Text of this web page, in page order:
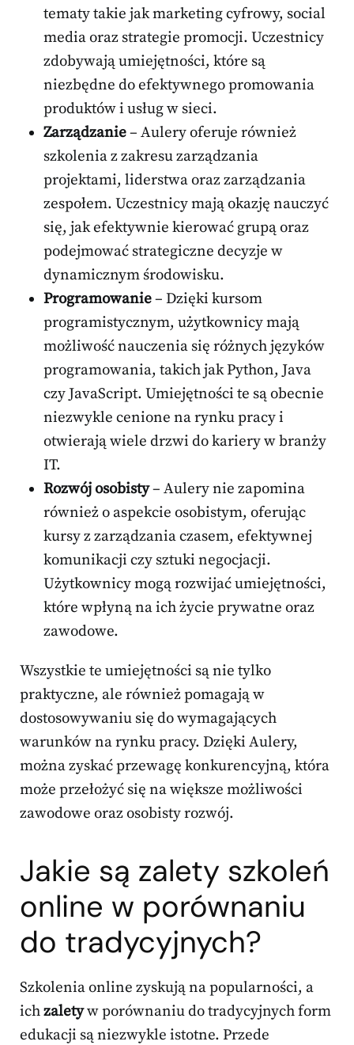
tematy takie jak marketing cyfrowy, social
media oraz strategie promocji. Uczestnicy
zdobywają umiejętności, które są
niezbędne do efektywnego promowania
produktów i usług w sieci.
Zarządzanie– Aulery oferuje również
szkolenia z zakresu zarządzania
projektami, liderstwa oraz zarządzania
zespołem. Uczestnicy mają okazję nauczyć
się, jak efektywnie kierować grupą oraz
podejmować strategiczne decyzje w
dynamicznym środowisku.
Programowanie– Dzięki kursom
programistycznym, użytkownicy mają
możliwość nauczenia się różnych języków
programowania, takich jak Python, Java
czy JavaScript. Umiejętności te są obecnie
niezwykle cenione na rynku pracy i
otwierają wiele drzwi do kariery w branży
IT.
Rozwój osobisty– Aulery nie zapomina
również o aspekcie osobistym, oferując
kursy z zarządzania czasem, efektywnej
komunikacji czy sztuki negocjacji.
Użytkownicy mogą rozwijać umiejętności,
które wpłyną na ich życie prywatne oraz
zawodowe.
Wszystkie te umiejętności są nie tylko
praktyczne, ale również pomagają w
dostosowywaniu się do wymagających
warunków na rynku pracy. Dzięki Aulery,
można zyskać przewagę konkurencyjną, która
może przełożyć się na większe możliwości
zawodowe oraz osobisty rozwój.
Jakie są zalety szkoleń
online w porównaniu
do tradycyjnych?
Szkolenia online zyskują na popularności, a
ichzaletyw porównaniu do tradycyjnych form
edukacji są niezwykle istotne. Przede